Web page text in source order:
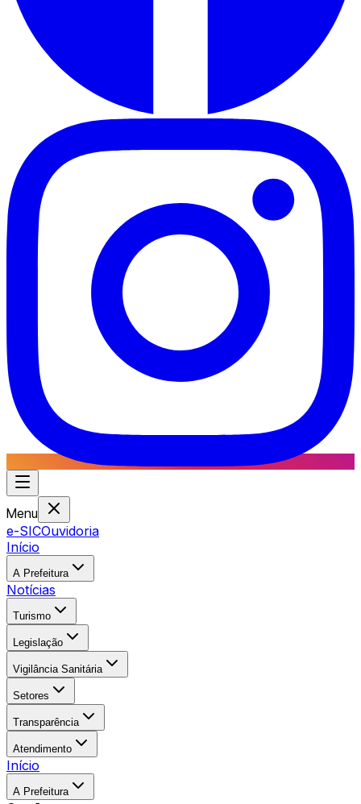
Menu
e-SICOuvidoria
Início
A Prefeitura
Notícias
Turismo
Legislação
Vigilância Sanitária
Setores
Transparência
Atendimento
Início
A Prefeitura